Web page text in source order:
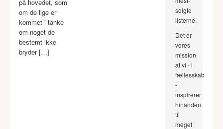
på hovedet, som
om de lige er
kommet i tanke
om noget de
bestemt ikke
bryder […]
solgte
listerne.
Det er
vores
mission
at vi - i
fællesskab
-
inspirerer
hinanden
til
meget